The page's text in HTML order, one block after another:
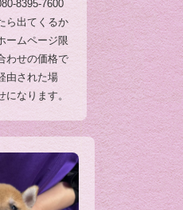
8395-7600
ら出てくるか
ームページ限
わせの価格で
由された場
なります。